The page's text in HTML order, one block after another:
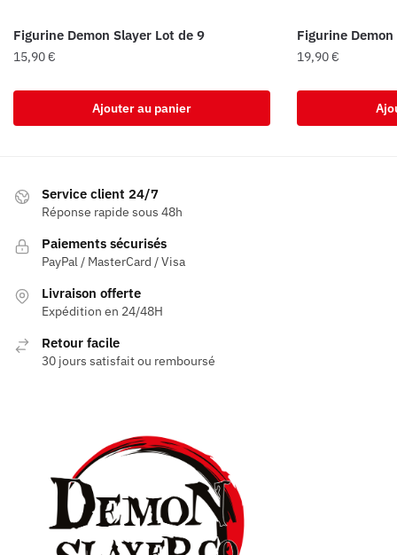
Figurine Demon Slayer Lot de 9
15,90€
Ajouter au panier
Figurine
19,90€
Service client 24/7
Réponse rapide sous 48h
Paiements sécurisés
PayPal / MasterCard / Visa
Livraison offerte
Expédition en 24/48H
Retour facile
30 jours satisfait ou remboursé